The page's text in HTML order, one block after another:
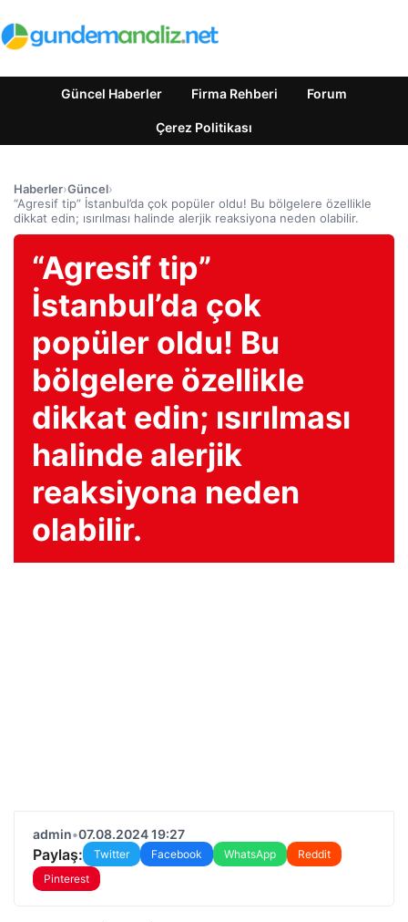
Güncel Haberler Firma Rehberi Forum
Çerez Politikası
Haberler›Güncel›
“Agresif tip” İstanbul’da çok popüler oldu! Bu bölgelere özellikle
dikkat edin; ısırılması halinde alerjik reaksiyona neden olabilir.
“Agresif tip”
İstanbul’da çok
popüler oldu! Bu
bölgelere özellikle
dikkat edin; ısırılması
halinde alerjik
reaksiyona neden
olabilir.
admin•07.08.2024 19:27
Paylaş: Twitter Facebook WhatsApp
Reddit
Pinterest